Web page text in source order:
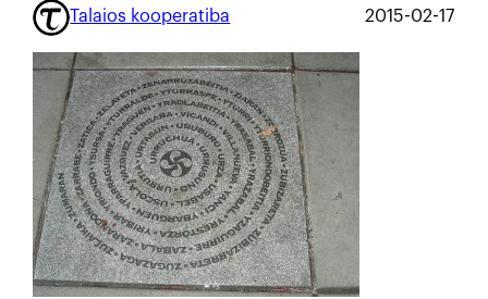
Talaios kooperatiba 2015-02-17